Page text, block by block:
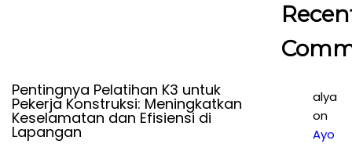
Pentingnya Pelatihan K3 untuk
Pekerja Konstruksi: Meningkatkan
Keselamatan dan Efisiensi di
Lapangan
alya
on
Ayo